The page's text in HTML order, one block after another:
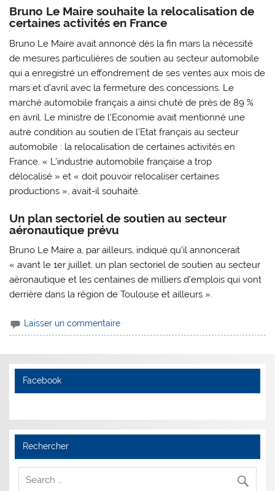
Bruno Le Maire souhaite la relocalisation de
certaines activités en France
Bruno Le Maire avait annoncé dès la fin mars la nécessité
de mesures particulières de soutien au secteur automobile
qui a enregistré un effondrement de ses ventes aux mois de
mars et d’avril avec la fermeture des concessions. Le
marché automobile français a ainsi chuté de près de 89 %
en avril. Le ministre de l’Economie avait mentionné une
autre condition au soutien de l’Etat français au secteur
automobile : la relocalisation de certaines activités en
France. « L’industrie automobile française a trop
délocalisé » et « doit pouvoir relocaliser certaines
productions », avait-il souhaité.
Un plan sectoriel de soutien au secteur
aéronautique prévu
Bruno Le Maire a, par ailleurs, indiqué qu’il annoncerait
« avant le 1er juillet, un plan sectoriel de soutien au secteur
aéronautique et les centaines de milliers d’emplois qui vont
derrière dans la région de Toulouse et ailleurs ».
Laisser un commentaire
Facebook
Rechercher